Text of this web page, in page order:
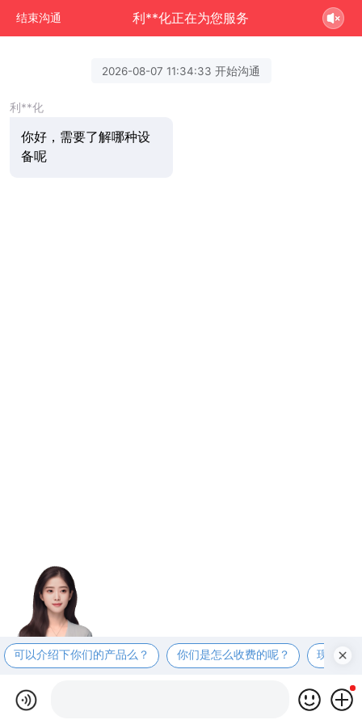
结束沟通 利**化正在为您服务
2026-08-07 11:34:33 开始沟通
利**化
你好，需要了解哪种设
备呢
可以介绍下你们的产品么？ 你们是怎么收费的呢？ 现在有